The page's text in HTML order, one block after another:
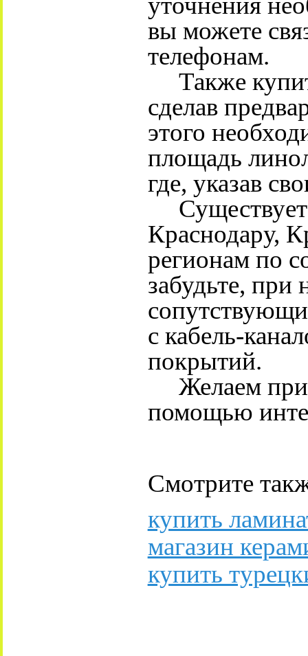
вы можете
телефонам.
Также
сделав
этого
площадь
где, указав
Существует
Краснодару,
регионам по
забудьте, при
с кабель-
покрытий.
Желаем
помощью
Смотрите
купить
магазин
купить